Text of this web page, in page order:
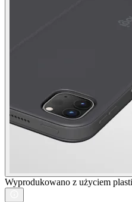
Wyprodukowano z użyciem